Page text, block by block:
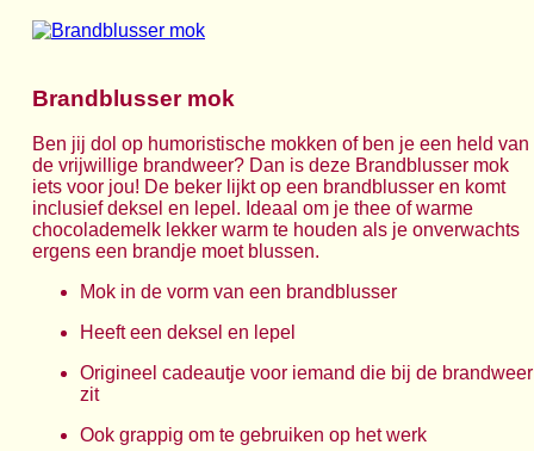
Brandblusser mok
Ben jij dol op humoristische mokken of ben je een held van
de vrijwillige brandweer? Dan is deze Brandblusser mok
iets voor jou! De beker lijkt op een brandblusser en komt
inclusief deksel en lepel. Ideaal om je thee of warme
chocolademelk lekker warm te houden als je onverwachts
ergens een brandje moet blussen.
Mok in de vorm van een brandblusser
Heeft een deksel en lepel
Origineel cadeautje voor iemand die bij de brandweer
zit
Ook grappig om te gebruiken op het werk